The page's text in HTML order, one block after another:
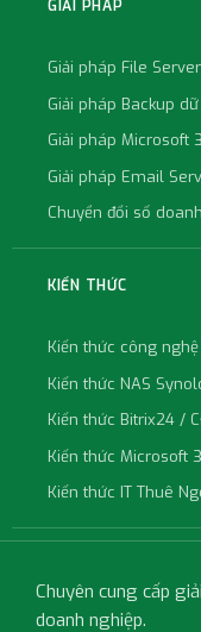
GIẢI PHÁP
Giải pháp File Server
Giải pháp Backup
Giải pháp Microsoft
Giải pháp Email
Chuyển đổi số
KIẾN THỨC
Kiến thức công nghệ
Kiến thức NAS
Kiến thức Bitrix24 /
Kiến thức Microsoft
Kiến thức IT Thuê
Chuyên cung cấp
doanh nghiệp.